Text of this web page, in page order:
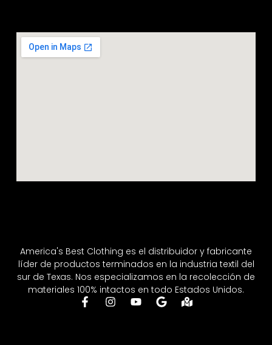
America's Best Clothing es el distribuidor y fabricante
líder de productos terminados en la industria textil del
sur de Texas. Nos especializamos en la recolección de
materiales 100% intactos en todo Estados Unidos.